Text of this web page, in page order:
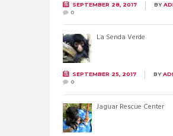
SEPTEMBER 28, 2017 BY
0
La Senda Verde
SEPTEMBER 25, 2017 BY
0
Jaguar Rescue Center